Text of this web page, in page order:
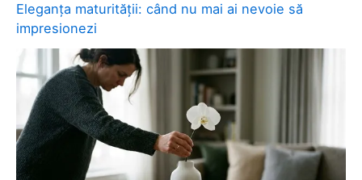
Eleganța maturității: când nu mai ai nevoie să
impresionezi